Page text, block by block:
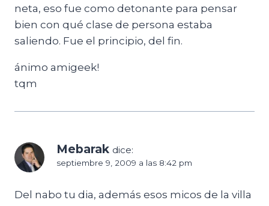
neta, eso fue como detonante para pensar
bien con qué clase de persona estaba
saliendo. Fue el principio, del fin.
ánimo amigeek!
tqm
Mebarak dice:
septiembre 9, 2009 a las 8:42 pm
Del nabo tu dia, además esos micos de la villa